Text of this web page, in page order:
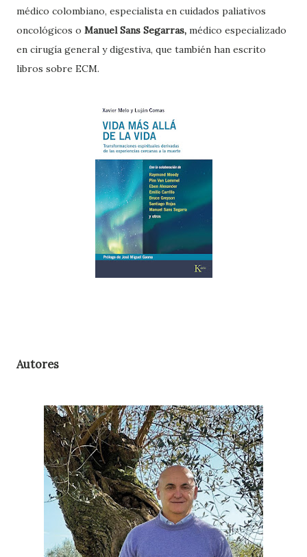
médico colombiano, especialista en cuidados paliativos
oncológicos o Manuel Sans Segarras, médico especializado
en cirugía general y digestiva, que también han escrito
libros sobre ECM.
Autores